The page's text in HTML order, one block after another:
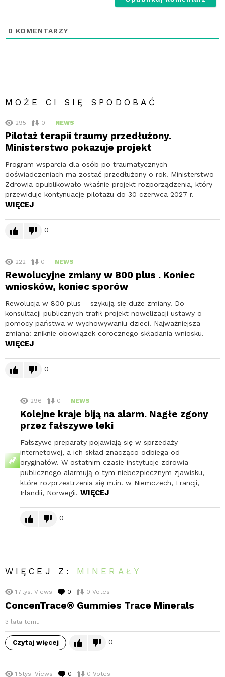
0 KOMENTARZY
MOŻE CI SIĘ SPODOBAĆ
295 0 NEWS
Pilotaż terapii traumy przedłużony.
Ministerstwo pokazuje projekt
Program wsparcia dla osób po traumatycznych
doświadczeniach ma zostać przedłużony o rok. Ministerstwo
Zdrowia opublikowało właśnie projekt rozporządzenia, który
przewiduje kontynuację pilotażu do 30 czerwca 2027 r.
WIĘCEJ
0
222 0 NEWS
Rewolucyjne zmiany w 800 plus . Koniec
wniosków, koniec sporów
Rewolucja w 800 plus – szykują się duże zmiany. Do
konsultacji publicznych trafił projekt nowelizacji ustawy o
pomocy państwa w wychowywaniu dzieci. Najważniejsza
zmiana: zniknie obowiązek corocznego składania wniosku.
WIĘCEJ
0
296 0 NEWS
Kolejne kraje biją na alarm. Nagłe zgony
przez fałszywe leki
Fałszywe preparaty pojawiają się w sprzedaży
internetowej, a ich skład znacząco odbiega od
oryginałów. W ostatnim czasie instytucje zdrowia
publicznego alarmują o tym niebezpiecznym zjawisku,
które rozprzestrzenia się m.in. w Niemczech, Francji,
Irlandii, Norwegii. WIĘCEJ
0
WIĘCEJ Z: MINERAŁY
1.7tys. Views 0 komentarzy
0 Votes
ConcenTrace® Gummies Trace Minerals
3 lata temu
Czytaj więcej 0
1.5tys. Views 0 komentarzy
0 Votes